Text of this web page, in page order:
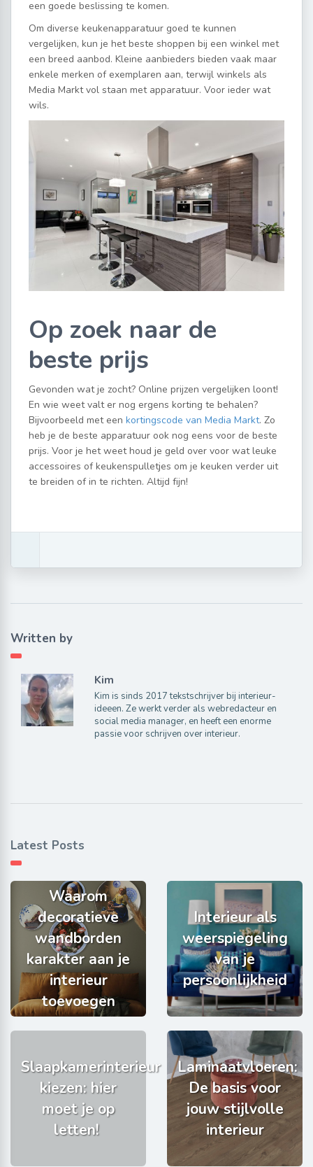
een goede beslissing te komen.
Om diverse keukenapparatuur goed te kunnen
vergelijken, kun je het beste shoppen bij een winkel met
een breed aanbod. Kleine aanbieders bieden vaak maar
enkele merken of exemplaren aan, terwijl winkels als
Media Markt vol staan met apparatuur. Voor ieder wat
wils.
Op zoek naar de
beste prijs
Gevonden wat je zocht? Online prijzen vergelijken loont!
En wie weet valt er nog ergens korting te behalen?
Bijvoorbeeld met een kortingscode van Media Markt. Zo
heb je de beste apparatuur ook nog eens voor de beste
prijs. Voor je het weet houd je geld over voor wat leuke
accessoires of keukenspulletjes om je keuken verder uit
te breiden of in te richten. Altijd fijn!
Written by
Kim
Kim is sinds 2017 tekstschrijver bij interieur-
ideeen. Ze werkt verder als webredacteur en
social media manager, en heeft een enorme
passie voor schrijven over interieur.
Latest Posts
Waarom
decoratieve
wandborden
karakter aan je
interieur
toevoegen
Interieur als
weerspiegeling
van je
persoonlijkheid
Slaapkamerinterieur
kiezen: hier
moet je op
letten!
Laminaatvloeren:
De basis voor
jouw stijlvolle
interieur